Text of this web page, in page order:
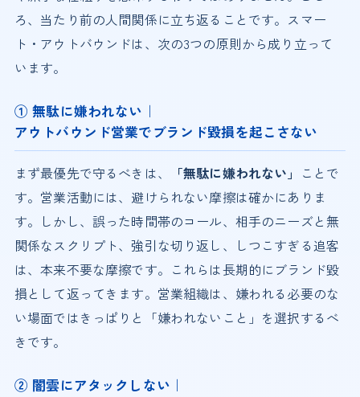
ろ、当たり前の人間関係に立ち返ることです。スマー
ト・アウトバウンドは、次の3つの原則から成り立って
います。
① 無駄に嫌われない｜
アウトバウンド営業でブランド毀損を起こさない
まず最優先で守るべきは、 「無駄に嫌われない」 ことで
す。営業活動には、避けられない摩擦は確かにありま
す。しかし、誤った時間帯のコール、相手のニーズと無
関係なスクリプト、強引な切り返し、しつこすぎる追客
は、本来不要な摩擦です。これらは長期的にブランド毀
損として返ってきます。営業組織は、嫌われる必要のな
い場面ではきっぱりと「嫌われないこと」を選択するべ
きです。
② 闇雲にアタックしない｜